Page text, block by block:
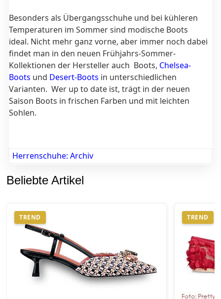
Besonders als Übergangsschuhe und bei kühleren
Temperaturen im Sommer sind modische Boots
ideal. Nicht mehr ganz vorne, aber immer noch dabei
findet man in den neuen Frühjahrs-Sommer-
Kollektionen der Hersteller auch Boots, Chelsea-
Boots und Desert-Boots in unterschiedlichen
Varianten. Wer up to date ist, trägt in der neuen
Saison Boots in frischen Farben und mit leichten
Sohlen.
Herrenschuhe: Archiv
Beliebte Artikel
TREND TREND